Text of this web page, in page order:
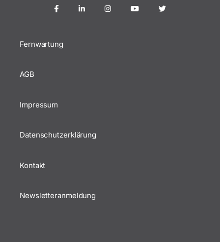
Fernwartung
AGB
Impressum
Datenschutzerklärung
Kontakt
Newsletteranmeldung